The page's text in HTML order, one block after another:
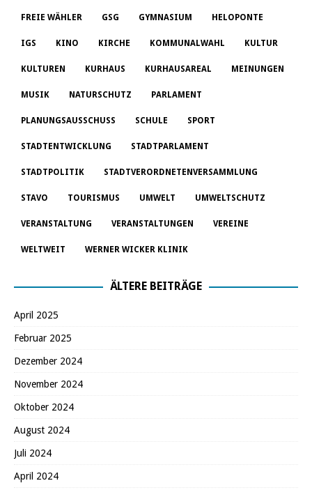
FREIE WÄHLER GSG GYMNASIUM HELOPONTE
IGS KINO KIRCHE KOMMUNALWAHL KULTUR
KULTUREN KURHAUS KURHAUSAREAL MEINUNGEN
MUSIK NATURSCHUTZ PARLAMENT
PLANUNGSAUSSCHUSS SCHULE SPORT
STADTENTWICKLUNG STADTPARLAMENT
STADTPOLITIK STADTVERORDNETENVERSAMMLUNG
STAVO TOURISMUS UMWELT UMWELTSCHUTZ
VERANSTALTUNG VERANSTALTUNGEN VEREINE
WELTWEIT WERNER WICKER KLINIK
ÄLTERE BEITRÄGE
April 2025
Februar 2025
Dezember 2024
November 2024
Oktober 2024
August 2024
Juli 2024
April 2024